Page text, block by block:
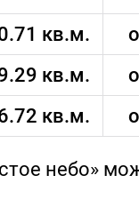
кв.м.
кв.м.
кв.м.
небо»